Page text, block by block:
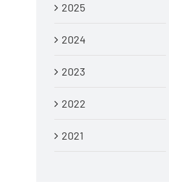
2025
2024
2023
2022
2021